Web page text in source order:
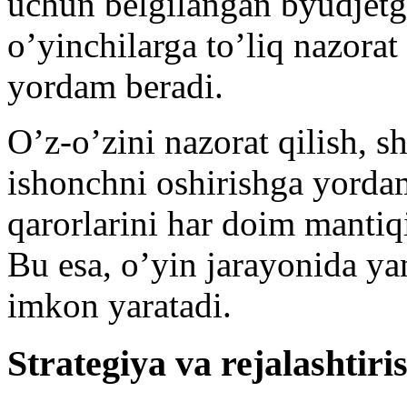
o’yinchilarga to’liq
yordam beradi.
O’z-o’zini nazorat qilish,
ishonchni oshirishga
qarorlarini har doim
Bu esa, o’yin jarayonida
imkon yaratadi.
Strategiya va